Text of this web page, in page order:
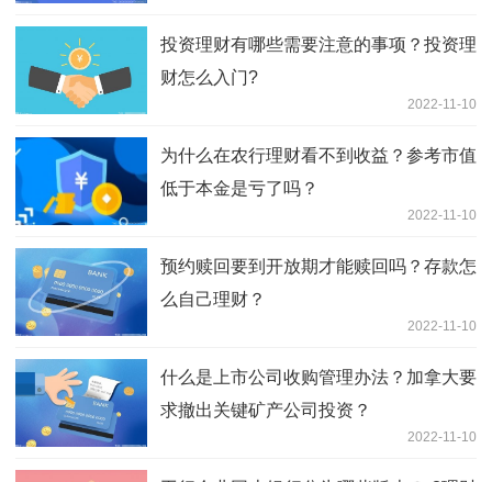
投资理财有哪些需要注意的事项？投资理
财怎么入门?
2022-11-10
为什么在农行理财看不到收益？参考市值
低于本金是亏了吗？
2022-11-10
预约赎回要到开放期才能赎回吗？存款怎
么自己理财？
2022-11-10
什么是上市公司收购管理办法？加拿大要
求撤出关键矿产公司投资？
2022-11-10